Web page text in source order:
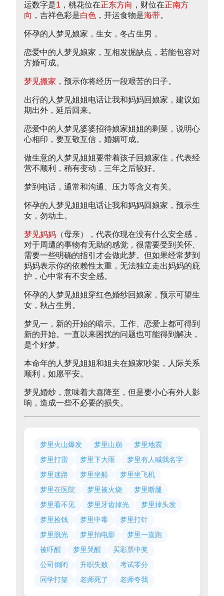
运数字是1 ，桃花位在正东方向 ，财位在正南方
向 ，吉祥色彩是白色 ，开运食物是海带。
怀孕的人梦见娘家，生女，冬占生男，
恋爱中的人梦见娘家，互相发掘缺点，若能包容对
方婚可成。
梦见搬家 ，预示你将经历一段艰苦的日子。
出行的人梦见姐姐电话让我和妈妈回娘家，建议如
期出外，延后回来。
恋爱中的人梦见婆婆招待娘家姐姐的剩菜，说明心
心相印，要互敬互信，婚姻可成。
做生意的人梦见姐姐要带着孩子回娘家住，代表经
营不顺利，稍有变动，三年之后较好。
梦到电话，通常和沟通、压力等含义有关。
怀孕的人梦见姐姐电话让我和妈妈回娘家，预示生
女，勿动土。
梦见妈妈 （母亲），代表你现在没有什么安全感，
对于周遭的事物有无助的感觉，很需要受到关怀、
需要一些明确的指引才会做此梦。但如果经常梦到
妈妈表示你的依赖性太重，无法独立走出妈妈的庇
护，心中常有不安全感。
怀孕的人梦见姐姐穿红色婚纱回娘家，预示可望生
女，秋占生男。
梦见一，新的开始的暗示。工作、恋爱上都可得到
新的开始。一直以来困扰的问题也可能得到解决，
是个好梦。
本命年的人梦见姐姐和姐夫在娘家吵架，人际关系
顺利，如愿平安。
梦见婚纱，意味着大喜降至，但是要小心有外人影
响，造成一些不必要的损失。
梦里火山爆发 梦里山崩
梦里地震
梦里打雷
梦里下大雨
梦里有人喊我名字
梦里迷路
梦里坐船
梦里坐飞机
梦里在医院
梦里被火烧
梦里断腿
梦里看不见
梦里牙齿掉光
梦里掉头发
梦里捡钱
梦里中毒
梦里打针
梦里脱光
梦里拍电影
梦里一直跑
被吓醒
梦里哭醒
买彩票中奖
公司倒闭
升职失败
考试零分
同学打架
老师死了 老师夸我